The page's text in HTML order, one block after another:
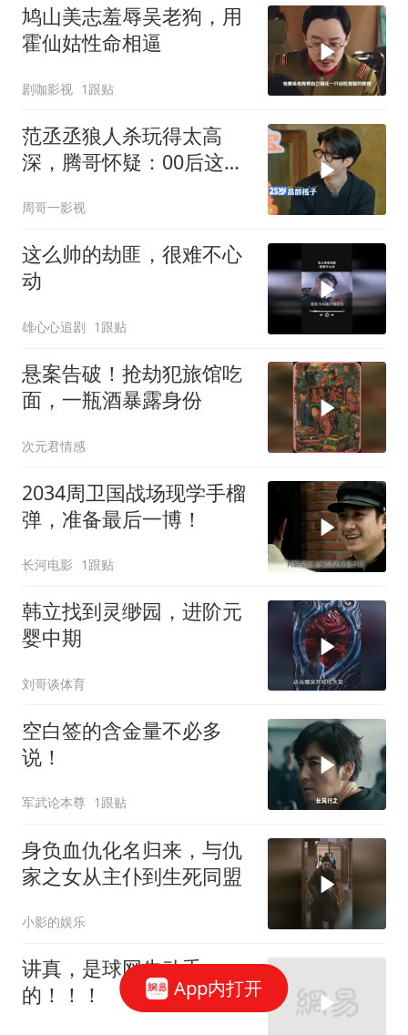
鸠山美志羞辱吴老狗，用
霍仙姑性命相逼
剧咖影视 1跟贴
范丞丞狼人杀玩得太高
深，腾哥怀疑：00后这么
周哥一影视
这么帅的劫匪，很难不心
动
雄心心追剧 1跟贴
悬案告破！抢劫犯旅馆吃
面，一瓶酒暴露身份
次元君情感
2034周卫国战场现学手榴
弹，准备最后一博！
长河电影 1跟贴
韩立找到灵缈园，进阶元
婴中期
刘哥谈体育
空白签的含金量不必多
说！
军武论本尊 1跟贴
身负血仇化名归来，与仇
家之女从主仆到生死同盟
小影的娱乐
讲真，是球网先动手
的！！！
App内打开